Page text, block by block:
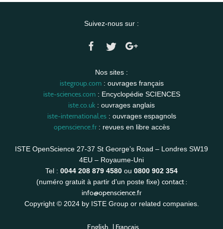
Suivez-nous sur :
Nos sites :
istegroup.com: ouvrages français
iste-sciences.com: Encyclopédie SCIENCES
iste.co.uk : ouvrages anglais
iste-international.es: ouvrages espagnols
openscience.fr: revues en libre accès
ISTE OpenScience 27-37 St George’s Road – Londres SW19
4EU – Royaume-Uni
Tel : 0044 208 879 4580 ou 0800 902 354
(numéro gratuit à partir d’un poste fixe) contact :
info@openscience.fr
Copyright © 2024 by ISTE Group or related companies.
English | Français